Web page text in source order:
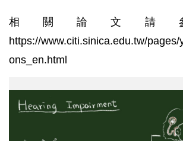
相關論文請
https://www.citi.sinica.edu.tw/
ons_en.html
於
人
工